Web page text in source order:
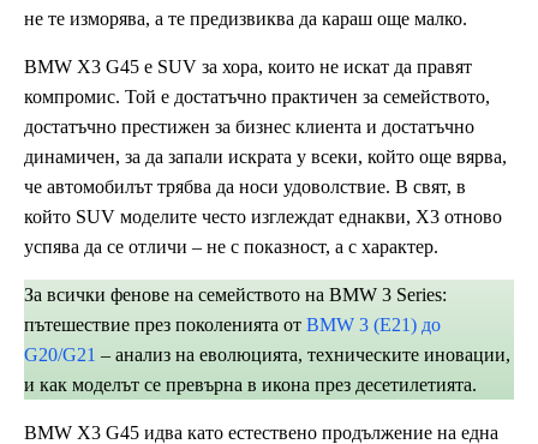
не те изморява, а те предизвиква да караш още малко.
BMW X3 G45 е SUV за хора, които не искат да правят
компромис. Той е достатъчно практичен за семейството,
достатъчно престижен за бизнес клиента и достатъчно
динамичен, за да запали искрата у всеки, който още вярва,
че автомобилът трябва да носи удоволствие. В свят, в
който SUV моделите често изглеждат еднакви, X3 отново
успява да се отличи – не с показност, а с характер.
За всички фенове на семейството на BMW 3 Series:
пътешествие през поколенията от BMW 3 (E21) до
G20/G21 – анализ на еволюцията, техническите иновации,
и как моделът се превърна в икона през десетилетията.
BMW X3 G45 идва като естествено продължение на една